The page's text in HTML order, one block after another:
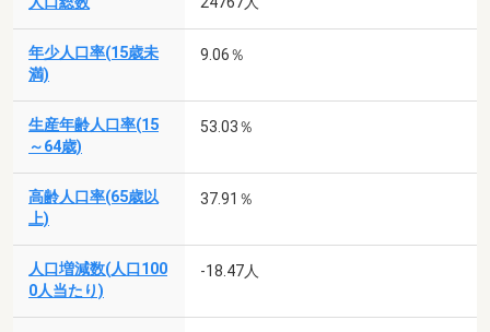
年少人口率(15歳未
満)
9.06％
生産年齢人口率(15
～64歳)
53.03％
高齢人口率(65歳以
上)
37.91％
人口増減数(人口100
0人当たり)
-18.47人